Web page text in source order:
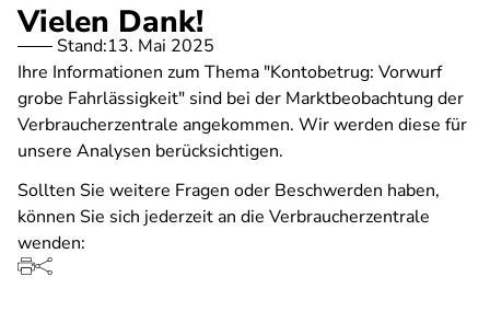
Vielen Dank!
Stand:13. Mai 2025
Ihre Informationen zum Thema "Kontobetrug: Vorwurf
grobe Fahrlässigkeit" sind bei der Marktbeobachtung der
Verbraucherzentrale angekommen. Wir werden diese für
unsere Analysen berücksichtigen.
Sollten Sie weitere Fragen oder Beschwerden haben,
können Sie sich jederzeit an die Verbraucherzentrale
wenden: